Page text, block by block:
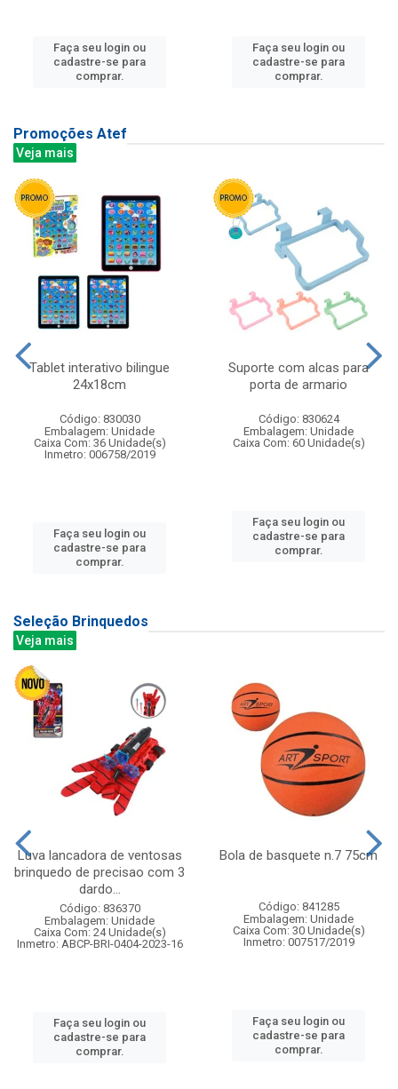
Faça seu login ou
cadastre-se para
comprar.
Faça seu login ou
cadastre-se para
comprar.
Promoções Atef
Veja mais
Tablet interativo bilingue
24x18cm
Código: 830030
Embalagem: Unidade
Caixa Com: 36 Unidade(s)
Inmetro: 006758/2019
Faça seu login ou
cadastre-se para
comprar.
Suporte com alcas para
porta de armario
Código: 830624
Embalagem: Unidade
Caixa Com: 60 Unidade(s)
Faça seu login ou
cadastre-se para
comprar.
Seleção Brinquedos
Veja mais
Luva lancadora de ventosas
brinquedo de precisao com 3
dardo...
Código: 836370
Embalagem: Unidade
Caixa Com: 24 Unidade(s)
Inmetro: ABCP-BRI-0404-2023-16
Faça seu login ou
cadastre-se para
comprar.
Bola de basquete n.7 75cm
Código: 841285
Embalagem: Unidade
Caixa Com: 30 Unidade(s)
Inmetro: 007517/2019
Faça seu login ou
cadastre-se para
comprar.